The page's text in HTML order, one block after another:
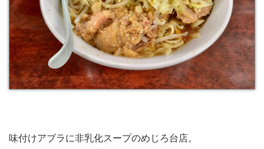
味付けアブラに非乳化スープのめじろ台店。